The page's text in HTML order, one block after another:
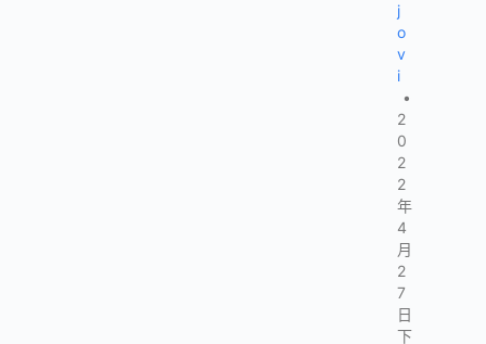
j
o
v
i
•
2
0
2
2
年
4
月
2
7
日
下